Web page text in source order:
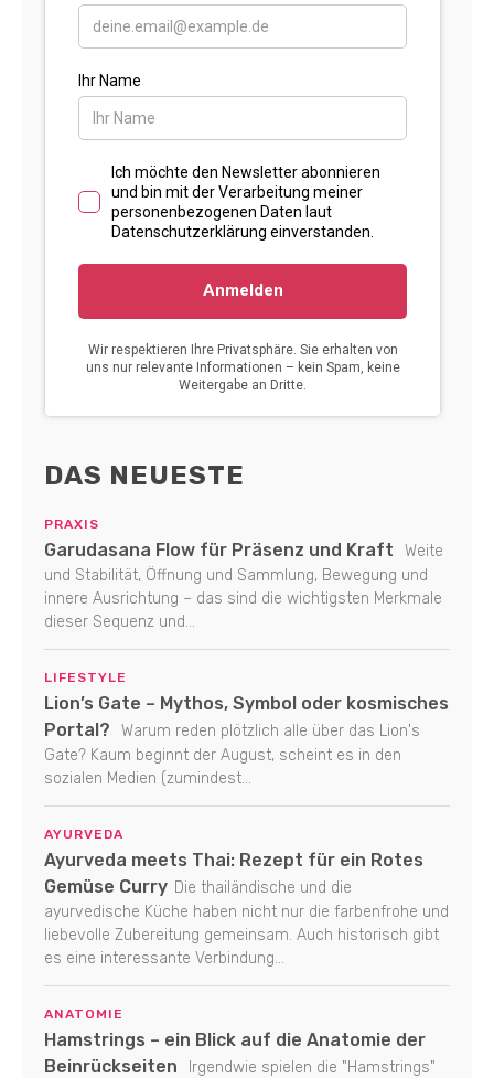
DAS NEUESTE
PRAXIS
Garudasana Flow für Präsenz und Kraft
Weite
und Stabilität, Öffnung und Sammlung, Bewegung und
innere Ausrichtung – das sind die wichtigsten Merkmale
dieser Sequenz und...
LIFESTYLE
Lion’s Gate – Mythos, Symbol oder kosmisches
Portal?
Warum reden plötzlich alle über das Lion's
Gate? Kaum beginnt der August, scheint es in den
sozialen Medien (zumindest...
AYURVEDA
Ayurveda meets Thai: Rezept für ein Rotes
Gemüse Curry Die thailändische und die
ayurvedische Küche haben nicht nur die farbenfrohe und
liebevolle Zubereitung gemeinsam. Auch historisch gibt
es eine interessante Verbindung...
ANATOMIE
Hamstrings – ein Blick auf die Anatomie der
Beinrückseiten
Irgendwie spielen die "Hamstrings"